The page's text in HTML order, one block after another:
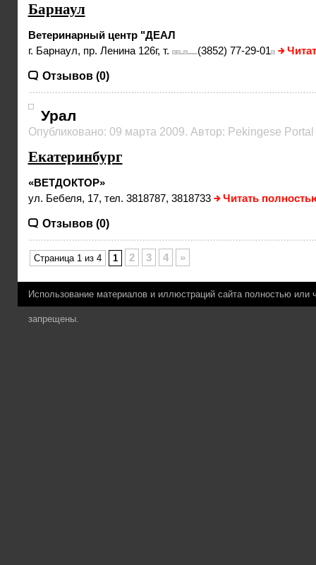
Барнаул
Ветеринарный центр "ДЕАЛ
г. Барнаул, пр. Ленина 126г, т.
(3852) 77-29-01
Отзывов (0)
Урал
Опубликовано: 09 марта 2009. Автор: Pekingese Portal
Екатеринбург
«ВЕТДОКТОР»
ул. Бебеля, 17, тел. 3818787, 3818733
Читать
Отзывов (0)
Страница 1 из 4 1 2 3 4 »
Использование материалов и иллюстраций сайта полностью
запрещены.